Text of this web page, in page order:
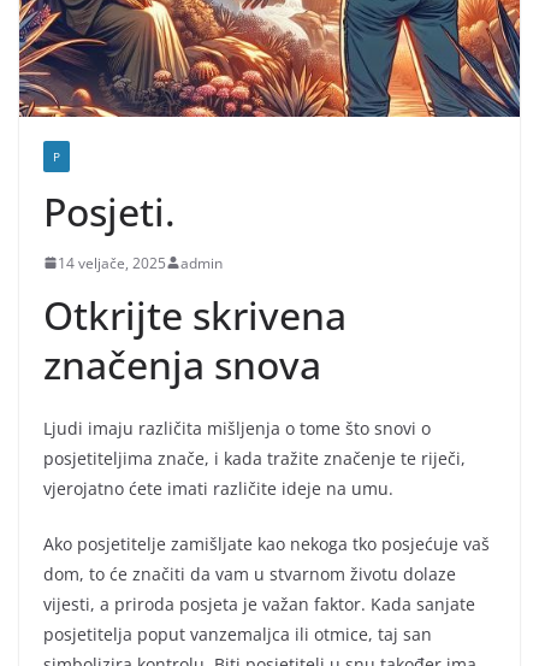
P
Posjeti.
14 veljače, 2025 admin
Otkrijte skrivena
značenja snova
Ljudi imaju različita mišljenja o tome što snovi o
posjetiteljima znače, i kada tražite značenje te riječi,
vjerojatno ćete imati različite ideje na umu.
Ako posjetitelje zamišljate kao nekoga tko posjećuje vaš
dom, to će značiti da vam u stvarnom životu dolaze
vijesti, a priroda posjeta je važan faktor. Kada sanjate
posjetitelja poput vanzemaljca ili otmice, taj san